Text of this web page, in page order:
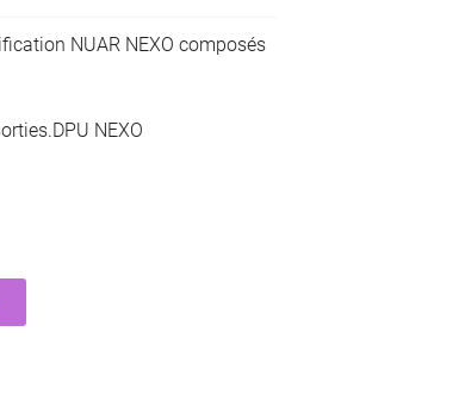
propositions commerciales à
désinscrire à tout moment en
NUAR NEXO composés
NEXO